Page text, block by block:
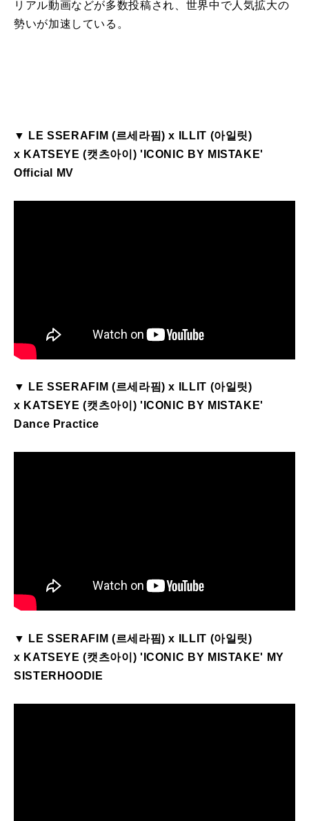
リアル動画などが多数投稿され、世界中で人気拡大の
勢いが加速している。
▼ LE SSERAFIM (르세라핌) x ILLIT (아일릿)
x KATSEYE (캣츠아이) ' ICONIC BY MISTAKE'
Official MV
▼ LE SSERAFIM (르세라핌) x ILLIT (아일릿)
x KATSEYE (캣츠아이) ' ICONIC BY MISTAKE'
Dance Practice
▼ LE SSERAFIM (르세라핌) x ILLIT (아일릿)
x KATSEYE (캣츠아이) ' ICONIC BY MISTAKE' MY
SISTERHOODIE